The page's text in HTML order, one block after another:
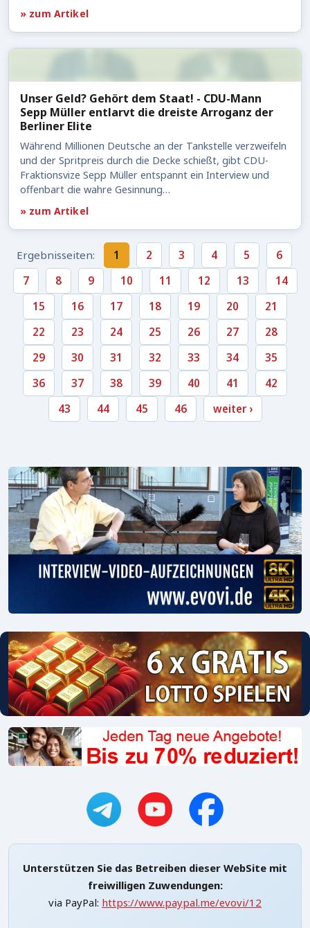
» zum Artikel
Unser Geld? Gehört dem Staat! - CDU-Mann
Sepp Müller entlarvt die dreiste Arroganz der
Berliner Elite
Während Millionen Deutsche an der Tankstelle verzweifeln
und der Spritpreis durch die Decke schießt, gibt CDU-
Fraktionsvize Sepp Müller entspannt ein Interview und
offenbart die wahre Gesinnung…
» zum Artikel
Ergebnisseiten: 1 2 3 4 5
6
7
8 9 10 11 12 13
14
15
16 17 18 19 20
21
22
23 24 25 26 27
28
29
30 31 32 33 34
35
36
37 38 39 40 41
42
43
44 45 46 weiter ›
Unterstützen Sie das Betreiben dieser WebSite mit
freiwilligen Zuwendungen:
via PayPal: https://www.paypal.me/evovi/12